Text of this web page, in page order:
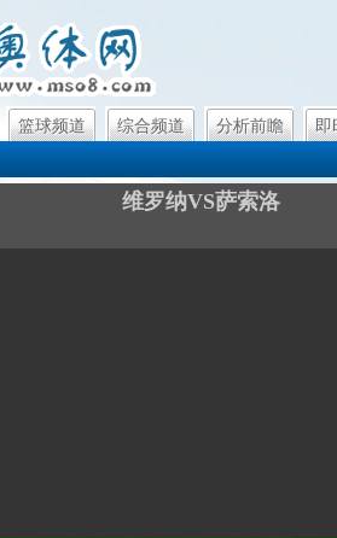
篮球频道 综合频道 分析前瞻 即
维罗纳VS萨索洛